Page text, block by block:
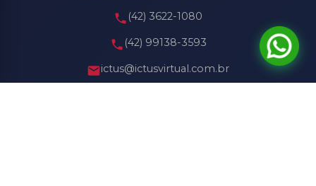
(42) 3622-1080
(42) 99138-3593
ictus@ictusvirtual.com.br